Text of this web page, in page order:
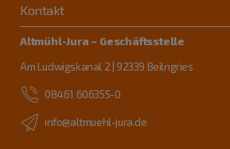
Kontakt
Altmühl-Jura – Geschäftsstelle
Am Ludwigskanal 2 | 92339 Beilngries
08461 606355-0
info@altmuehl-jura.de